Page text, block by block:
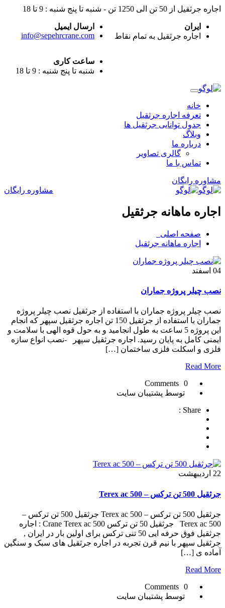
اجاره جرثقیل از 50 تن الی 1250 تن - شنبه تا پنج شنبه : 9 تا 18
ایران
اجاره جرثقیل به تمام نقاط
ارسال ایمیل
info@sepehrcrane.com
ساعت کاری
شنبه تا پنج شنبه : 9 تا 18
خانه
تعرفه اجاره جرثقیل
جدول توانایی جرثقیل ها
وبلاگ
درباره ما
گالری تصاویر
تماس با ما
مشاوره رایگان
مشاوره رایگان
اجاره ماهانه جرثقیل
صفحه اصلی
اجاره ماهانه جرثقیل
04 اسفند
نصب چيلر پروژه جماران
نصب چيلر پروژه جماران با استفاده از جرثقیل نصب چيلر پروژه
جماران با استفاده از جرثقیل 150 تن اجاره جرثقیل سپهر که انجام
این پروژه 5 ساعت به طول انجامید و به حول قوه الهی با سلامت و
ایمنی کامل به پایان رسید. اجاره جرثقیل سپهر -نصب انواع سازه
فلزی و اسکلت فلزی ساختمان […]
Read More
0 Comments
توسط پشتیبان سایت
Share :
22 اردیبهشت
جرثقیل 500 تن ترکس – Terex ac 500
جرثقیل 500 تن ترکس – Terex ac 500 جرثقیل 500 تن ترکس –
Terex ac 500 جرثقیل 50 تن ترکس Crane Terex ac 500 : اجاره
جرثقیل فوق حرفه ایی 50 تنی ترکس برای اولین بار در ایران ,
جرثقیل سپهر با نیم قرن تجربه در اجاره جرثقیل های سبک و سنگین
آماده ی […]
Read More
0 Comments
توسط پشتیبان سایت